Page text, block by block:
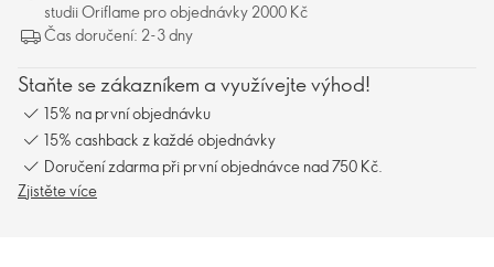
studii Oriflame pro objednávky 2000 Kč
Čas doručení: 2-3 dny
Staňte se zákazníkem a využívejte výhod!
15% na první objednávku
15% cashback z každé objednávky
Doručení zdarma při první objednávce nad 750 Kč.
Zjistěte více